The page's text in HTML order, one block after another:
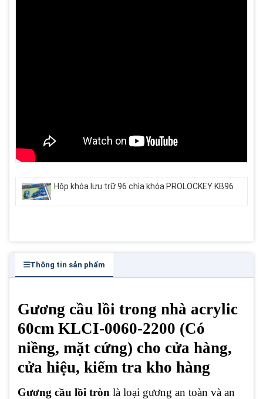
Hộp khóa lưu trữ 96 chìa khóa PROLOCKEY KB96
Thông tin sản phẩm
Gương cầu lồi trong nhà acrylic
60cm KLCI-0060-2200 (Có
niềng, mặt cứng) cho cửa hàng,
cửa hiệu, kiểm tra kho hàng
Gương cầu lồi tròn là loại gương an toàn và an